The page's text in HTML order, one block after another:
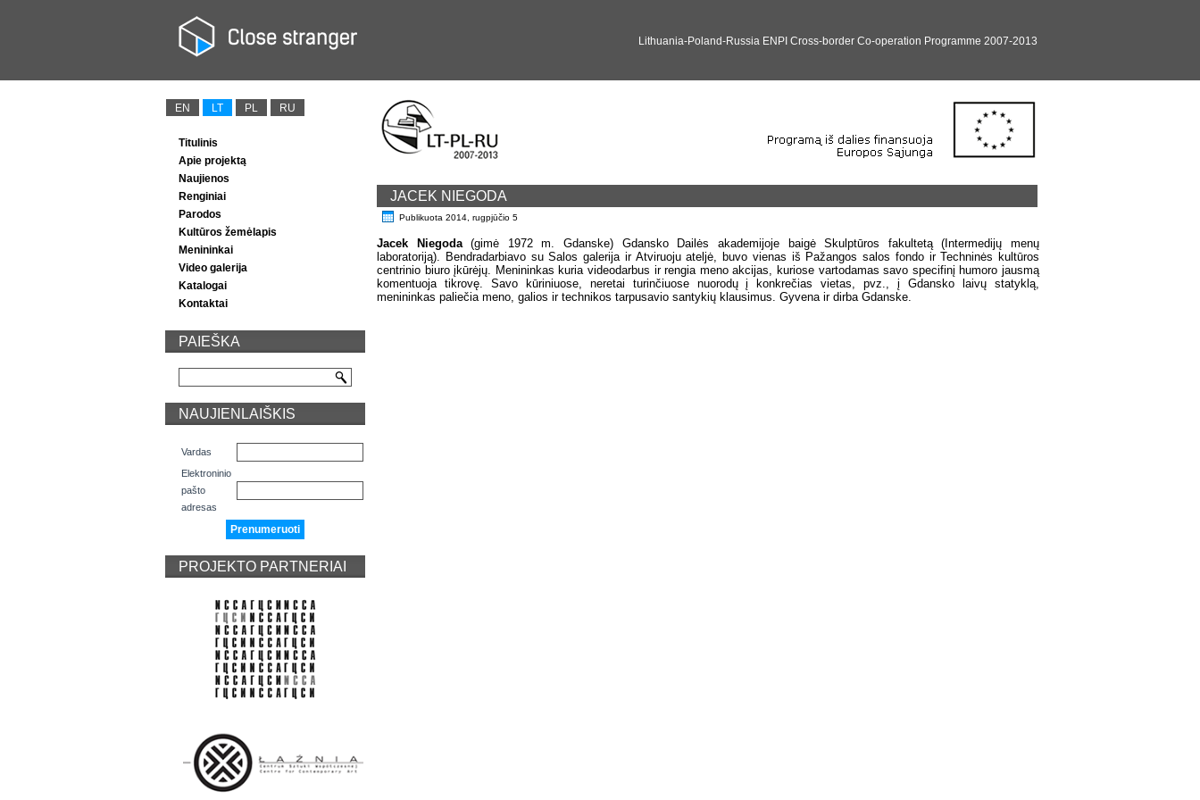
Lithuania-Poland-Russia ENPI Cross-border Co-operation Programme 2007-2013
EN LT PL RU
Titulinis
Apie projektą
Naujienos
Renginiai
Parodos
Kultūros žemėlapis
Menininkai
Video galerija
Katalogai
Kontaktai
PAIEŠKA
NAUJIENLAIŠKIS
Vardas
Elektroninio
pašto
adresas
PROJEKTO PARTNERIAI
JACEK NIEGODA
Publikuota 2014, rugpjūčio 5
Jacek Niegoda(gimė 1972 m. Gdanske) Gdansko Dailės akademijoje baigė Skulptūros fakultetą (Intermedijų menų
laboratoriją). Bendradarbiavo su Salos galerija ir Atviruoju ateljė, buvo vienas iš Pažangos salos fondo ir Techninės kultūros
centrinio biuro įkūrėjų. Menininkas kuria videodarbus ir rengia meno akcijas, kuriose vartodamas savo specifinį humoro jausmą
komentuoja tikrovę. Savo kūriniuose, neretai turinčiuose nuorodų į konkrečias vietas, pvz., į Gdansko laivų statyklą,
menininkas paliečia meno, galios ir technikos tarpusavio santykių klausimus. Gyvena ir dirba Gdanske.